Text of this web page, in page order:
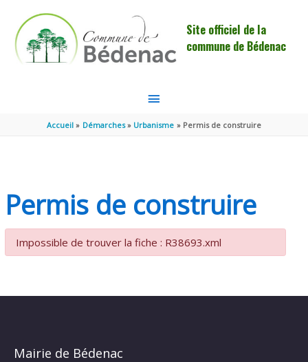
Site officiel de la
commune de Bédenac
MENU
PRINCIPAL
Accueil Démarches Urbanisme Permis de construire
Permis de construire
Impossible de trouver la fiche : R38693.xml
Mairie de Bédenac